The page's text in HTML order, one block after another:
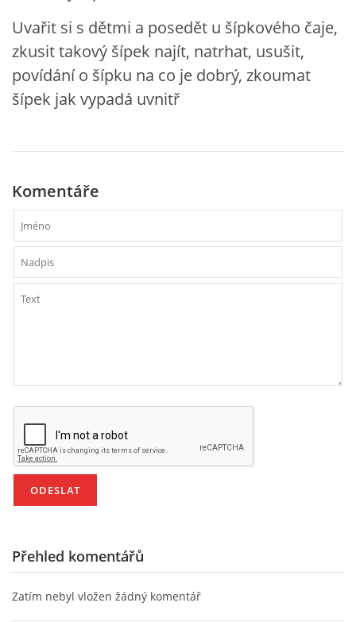
VÝTVARNÉ AKTIVITY - LÉTO
VÝTVARNÉ AKTIVITY - PODZIM
CHARAKTERISTIKA ROČNÍCH OBDOBÍ
HÁDANKY K TÉMATU JARO, LÉTO, PODZIM,ZIMA
PÍSNĚ K TÉMATU JARO
POHYBOVÉ AKTIVITY NA TÉMA JARO
PÍSNĚ K TÉMATU LÉTO
PÍSNĚ K TÉMATU PODZIM
Uvařit si s dětmi a posedět u šípkového čaje,
zkusit takový šípek najít, natrhat, usušit,
povídání o šípku na co je dobrý, zkoumat
šípek jak vypadá uvnitř
Komentáře
Přehled komentářů
Zatím nebyl vložen žádný komentář